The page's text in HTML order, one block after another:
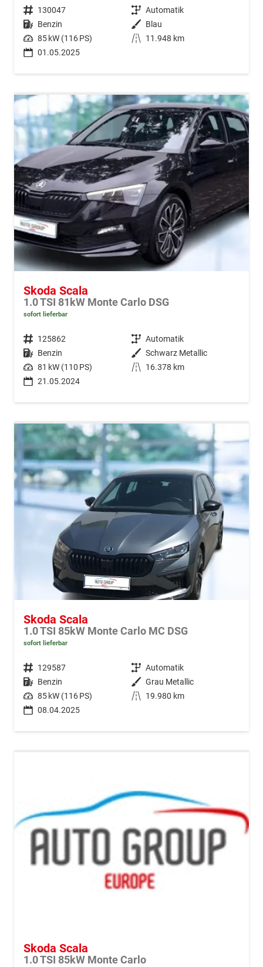
Fahrzeugnr. 130047 Getriebe Automatik
Kraftstoff Benzin Außenfarbe Blau
Leistung 85 kW (116 PS) Kilometerstand
11.948 km
01.05.2025
Skoda Scala
1.0 TSI 81kW Monte Carlo DSG
sofort lieferbar
Fahrzeugnr. 125862 Getriebe Automatik
Kraftstoff Benzin Außenfarbe Schwarz Metallic
Leistung 81 kW (110 PS) Kilometerstand
16.378 km
21.05.2024
Skoda Scala
1.0 TSI 85kW Monte Carlo MC DSG
sofort lieferbar
Fahrzeugnr. 129587 Getriebe Automatik
Kraftstoff Benzin Außenfarbe Grau Metallic
Leistung 85 kW (116 PS) Kilometerstand
19.980 km
08.04.2025
Skoda Scala
1.0 TSI 85kW Monte Carlo